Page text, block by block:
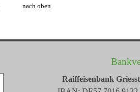
nach oben
Raiffeisenbank